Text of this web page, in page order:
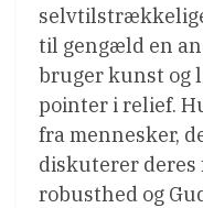
til gengæld en
bruger kunst og
pointer i relief.
fra mennesker,
diskuterer deres
robusthed og